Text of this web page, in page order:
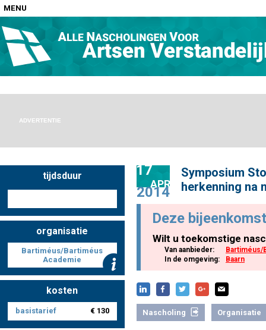
MENU
Home
Nascholingen op locatie (agenda)
Nascholingen online (elearning)
Nascholingen op aanvraag (in-company)
Nascholing aanmelden
ADVERTENTIE
tijdsduur
organisatie
Bartiméus/Bartiméus
Academie
kosten
basistarief € 130
17
APR
2014
Symposium
herkenning na
Deze
Wilt u toekomstige
Van aanbieder:
Bartiméus/
In de omgeving:
Baarn
Nascholing Organisatie